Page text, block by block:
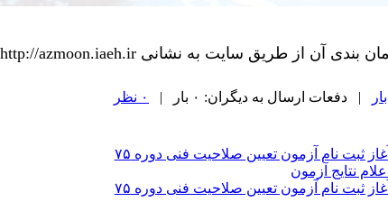
| دفعات ارسال به دیگران: ۰ بار | ۰ نظر
آغاز ثبت نام آزمون تعیین صلاحیت فنی دوره ۷۵
اعلام نتایج آزمون
آغاز ثبت نام آزمون تعیین صلاحیت فنی دوره ۷۵